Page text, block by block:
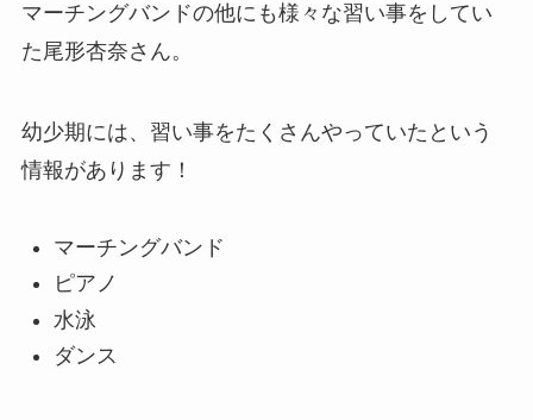
マーチングバンドの他にも様々な習い事をしてい
た尾形杏奈さん。
幼少期には、習い事をたくさんやっていたという
情報があります！
マーチングバンド
ピアノ
水泳
ダンス